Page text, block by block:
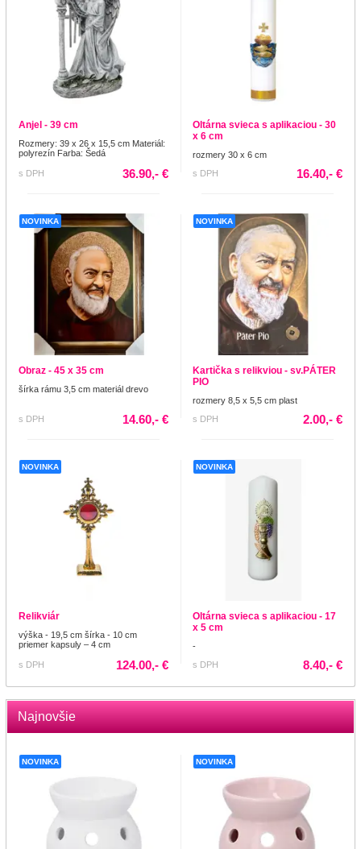
Anjel - 39 cm
Rozmery: 39 x 26 x 15,5 cm Materiál:
polyrezín Farba: Šedá
s DPH 36.90,- €
Oltárna svieca s aplikaciou - 30
x 6 cm
rozmery 30 x 6 cm
s DPH
16.40,- €
NOVINKA
Obraz - 45 x 35 cm
šírka rámu 3,5 cm materiál drevo
s DPH 14.60,- €
NOVINKA
Kartička s relikviou - sv.PÁTER
PIO
rozmery 8,5 x 5,5 cm plast
s DPH
2.00,- €
NOVINKA
Relikviár
výška - 19,5 cm šírka - 10 cm
priemer kapsuly – 4 cm
s DPH 124.00,- €
NOVINKA
Oltárna svieca s aplikaciou - 17
x 5 cm
-
s DPH
8.40,- €
Najnovšie
NOVINKA NOVINKA